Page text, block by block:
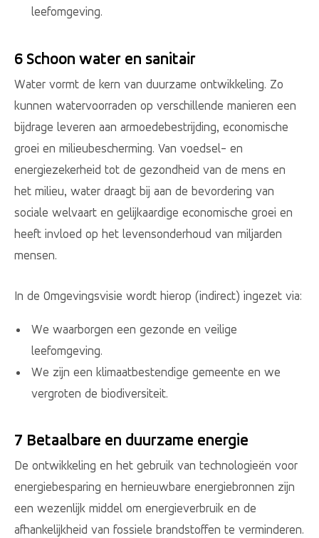
leefomgeving.
6 Schoon water en sanitair
Water vormt de kern van duurzame ontwikkeling. Zo
kunnen watervoorraden op verschillende manieren een
bijdrage leveren aan armoedebestrijding, economische
groei en milieubescherming. Van voedsel- en
energiezekerheid tot de gezondheid van de mens en
het milieu, water draagt bij aan de bevordering van
sociale welvaart en gelijkaardige economische groei en
heeft invloed op het levensonderhoud van miljarden
mensen.
In de Omgevingsvisie wordt hierop (indirect) ingezet via:
We waarborgen een gezonde en veilige
leefomgeving.
We zijn een klimaatbestendige gemeente en we
vergroten de biodiversiteit.
7 Betaalbare en duurzame energie
De ontwikkeling en het gebruik van technologieën voor
energiebesparing en hernieuwbare energiebronnen zijn
een wezenlijk middel om energieverbruik en de
afhankelijkheid van fossiele brandstoffen te verminderen.